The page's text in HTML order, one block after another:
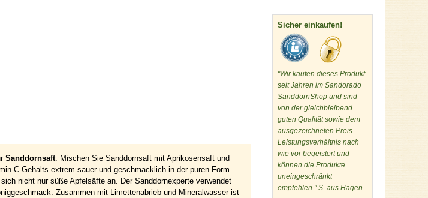
Sicher einkaufen!
"Wir kaufen dieses Produkt
seit Jahren im Sandorado
SanddornShop und sind
von der gleichbleibend
guten Qualität sowie dem
ausgezeichneten Preis-
Leistungsverhältnis nach
wie vor begeistert und
können die Produkte
uneingeschränkt
empfehlen."S. aus Hagen
Sanddornsaft: Mischen Sie Sanddornsaft mit Aprikosensaft und
C-Gehalts extrem sauer und geschmacklich in der puren Form
nicht nur süße Apfelsäfte an. Der Sanddornexperte verwendet
Zusammen mit Limettenabrieb und Mineralwasser ist